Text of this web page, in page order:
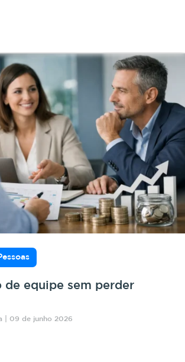
de equipe sem perder
| 09 de junho 2026